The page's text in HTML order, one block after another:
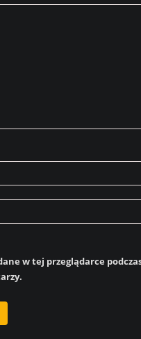
w tej przeglądarce